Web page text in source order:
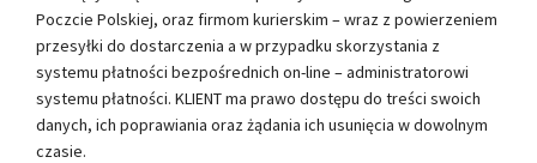
Poczcie Polskiej, oraz firmom kurierskim – wraz z powierzeniem
przesyłki do dostarczenia a w przypadku skorzystania z
systemu płatności bezpośrednich on-line – administratorowi
systemu płatności. KLIENT ma prawo dostępu do treści swoich
danych, ich poprawiania oraz żądania ich usunięcia w dowolnym
czasie.